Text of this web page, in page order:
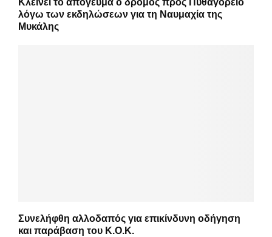
λόγω των εκδηλώσεων για τη Ναυμαχία της
Μυκάλης
Συνελήφθη αλλοδαπός για επικίνδυνη οδήγηση
και παράβαση του Κ.Ο.Κ.